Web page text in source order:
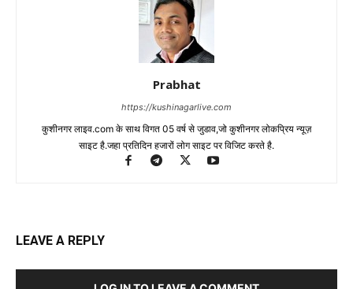
Prabhat
https://kushinagarlive.com
कुशीनगर लाइव.com के साथ विगत 05 वर्ष से जुडाव,जो कुशीनगर लोकप्रिय न्यूज़
साइट है.जहा प्रतिदिन हजारों लोग साइट पर विजिट करते है.
LEAVE A REPLY